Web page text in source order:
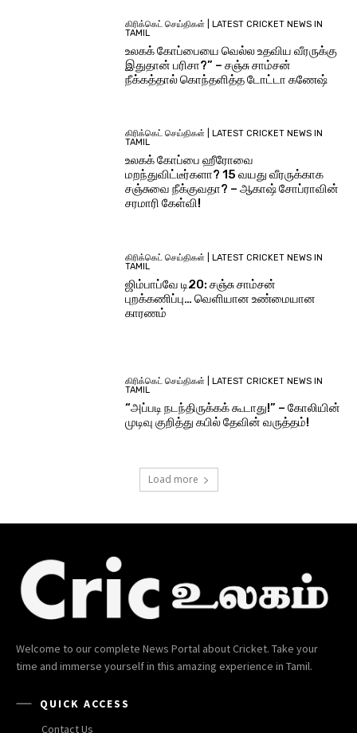
கிரிக்கெட் செய்திகள் | LATEST CRICKET NEWS IN
TAMIL
உலகக் கோப்பையை வெல்ல உதவிய வீரருக்கு
இதுதான் பரிசா?” – சஞ்சு சாம்சன்
நீக்கத்தால் கொந்தளித்த டோட்டா கணேஷ்
கிரிக்கெட் செய்திகள் | LATEST CRICKET NEWS IN
TAMIL
உலகக் கோப்பை ஹீரோவை
மறந்துவிட்டீர்களா? 15 வயது வீரருக்காக
சஞ்சுவை நீக்குவதா? – ஆகாஷ் சோப்ராவின்
சரமாரி கேள்வி!
கிரிக்கெட் செய்திகள் | LATEST CRICKET NEWS IN
TAMIL
ஜிம்பாப்வே டி20: சஞ்சு சாம்சன்
புறக்கணிப்பு… வெளியான உண்மையான
காரணம்
கிரிக்கெட் செய்திகள் | LATEST CRICKET NEWS IN
TAMIL
“அப்படி நடந்திருக்கக் கூடாது!” – கோலியின்
முடிவு குறித்து கபில் தேவின் வருத்தம்!
Load more
Welcome to our complete News Portal about Cricket. Take your
time and immerse yourself in this amazing experience in Tamil.
QUICK ACCESS
Contact Us